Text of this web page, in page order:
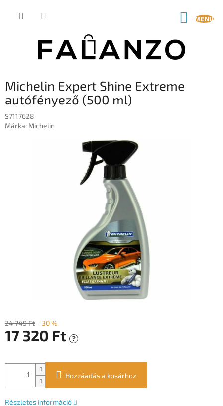
KOSÁR
Michelin Expert Shine Extreme
autófényező (500 ml)
S7117628
Márka: Michelin
24 749 Ft –30 %
17 320 Ft ?
Hozzáadás a kosárhoz
Részletes információ